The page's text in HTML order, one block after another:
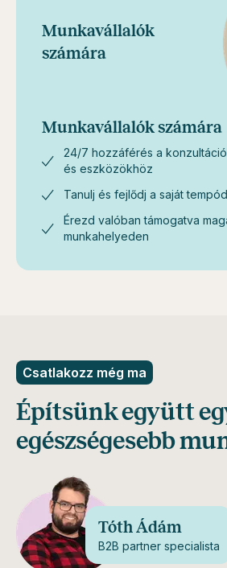
Munkavállalók
számára
Munkavállalók számára
24/7 hozzáférés a
és eszközökhöz
Tanulj és fejlődj a saját
Érezd valóban támogatva
munkahelyeden
Csatlakozz még ma
Építsünk együtt
egészségesebb
Tóth Ádám
B2B partner specialista